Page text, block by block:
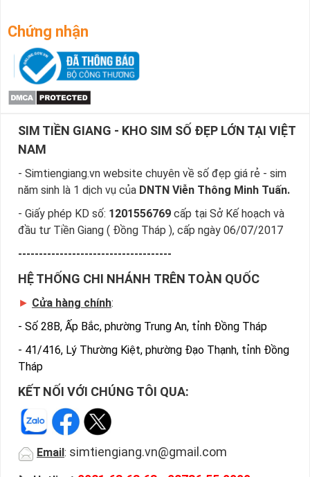
Chứng nhận
SIM TIỀN GIANG - KHO SIM SỐ ĐẸP LỚN TẠI VIỆT
NAM
- Simtiengiang.vn website chuyên về số đẹp giá rẻ - sim
năm sinh là 1 dịch vụ của DNTN Viễn Thông Minh Tuấn.
- Giấy phép KD số: 1201556769 cấp tại Sở Kế hoạch và
đầu tư Tiền Giang ( Đồng Tháp ), cấp ngày 06/07/2017
-------------------------------------
HỆ THỐNG CHI NHÁNH TRÊN TOÀN QUỐC
► Cửa hàng chính:
- Số 28B, Ấp Bắc, phường Trung An, tỉnh Đồng Tháp
- 41/416, Lý Thường Kiệt, phường Đạo Thạnh, tỉnh Đồng
Tháp
KẾT NỐI VỚI CHÚNG TÔI QUA:
Email : simtiengiang.vn@gmail.com